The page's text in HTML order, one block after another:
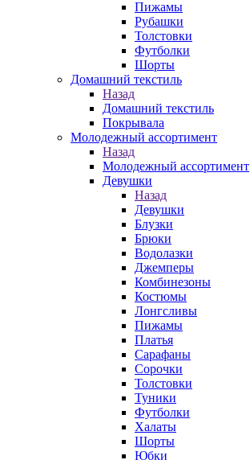
Пижамы
Рубашки
Толстовки
Футболки
Шорты
Домашний текстиль
Назад
Домашний текстиль
Покрывала
Молодежный ассортимент
Назад
Молодежный ассортимент
Девушки
Назад
Девушки
Блузки
Брюки
Водолазки
Джемперы
Комбинезоны
Костюмы
Лонгсливы
Пижамы
Платья
Сарафаны
Сорочки
Толстовки
Туники
Футболки
Халаты
Шорты
Юбки